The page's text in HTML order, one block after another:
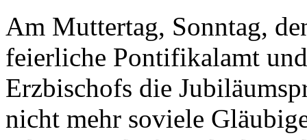
Am Muttertag, Sonntag,
feierliche Pontifikalamt
Erzbischofs die
nicht mehr soviele